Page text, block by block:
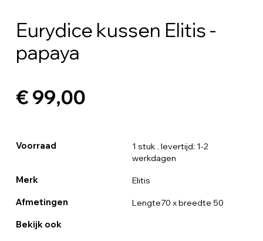
Eurydice kussen Elitis -
papaya
€ 99,00
Voorraad 1 stuk , levertijd: 1-2
werkdagen
Merk Elitis
Afmetingen Lengte70 x breedte 50
Bekijk ook